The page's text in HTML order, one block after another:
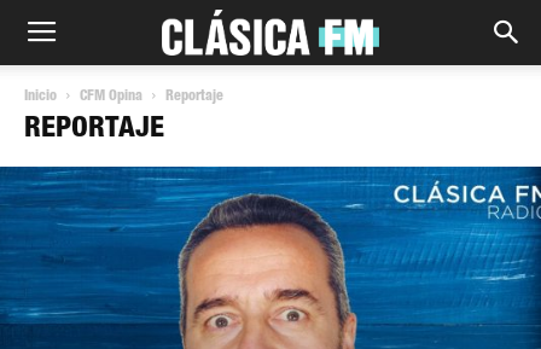
Inicio CFM Opina Reportaje
REPORTAJE